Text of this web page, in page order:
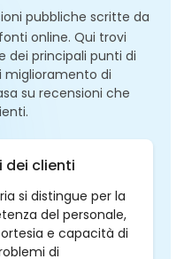
pubbliche scritte da
online. Qui trovi
dei principali punti di
miglioramento di
su recensioni che
dei clienti
si distingue per la
del personale,
e capacità di
di